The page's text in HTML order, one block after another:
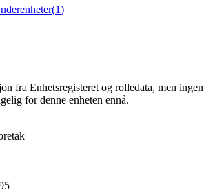
(1)
fra Enhetsregisteret og rolledata, men ingen
for denne enheten ennå.